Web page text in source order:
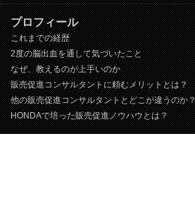
プロフィール
これまでの経歴
2度の脳出血を通して気づいたこと
なぜ、教えるのが上手いのか
販売促進コンサルタントに頼むメリットとは？
他の販売促進コンサルタントとどこが違うのか？
HONDAで培った販売促進ノウハウとは？